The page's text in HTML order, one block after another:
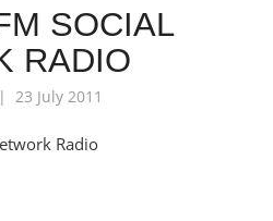
SOCIAL
RADIO
|23 July 2011
Radio